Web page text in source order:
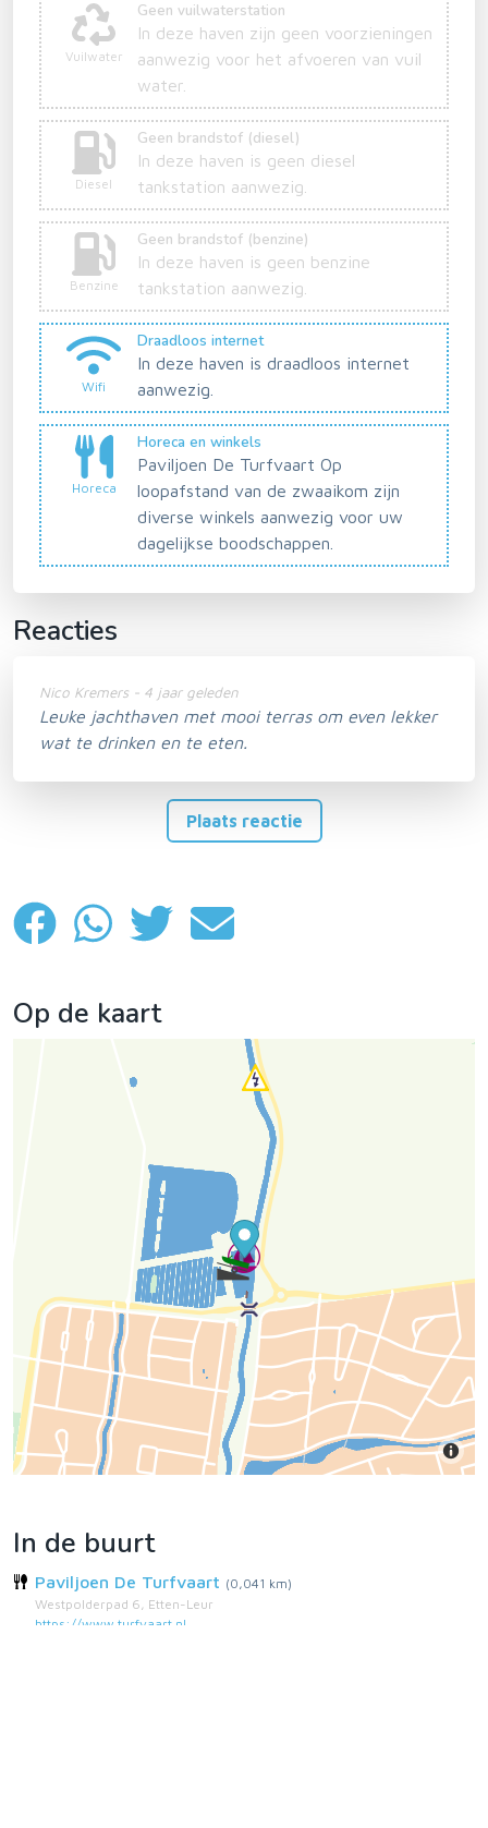
Vuilwater
Geen vuilwaterstation
In deze haven zijn geen voorzieningen
aanwezig voor het afvoeren van vuil
water.
Diesel
Geen brandstof (diesel)
In deze haven is geen diesel
tankstation aanwezig.
Benzine
Geen brandstof (benzine)
In deze haven is geen benzine
tankstation aanwezig.
Wifi
Draadloos internet
In deze haven is draadloos internet
aanwezig.
Horeca
Horeca en winkels
Paviljoen De Turfvaart Op
loopafstand van de zwaaikom zijn
diverse winkels aanwezig voor uw
dagelijkse boodschappen.
Reacties
Nico Kremers - 4 jaar geleden
Leuke jachthaven met mooi terras om even lekker
wat te drinken en te eten.
Plaats reactie
Op de kaart
In de buurt
Paviljoen De Turfvaart (0,041 km)
Westpolderpad 6, Etten-Leur
https://www.turfvaart.nl